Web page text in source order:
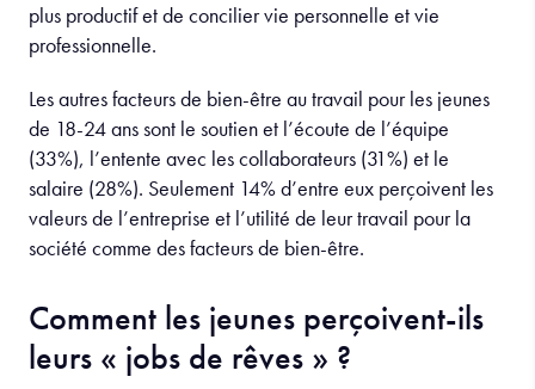
plus productif et de concilier vie personnelle et vie
professionnelle.
Les autres facteurs de bien-être au travail pour les jeunes
de 18-24 ans sont le soutien et l’écoute de l’équipe
(33%), l’entente avec les collaborateurs (31%) et le
salaire (28%). Seulement 14% d’entre eux perçoivent les
valeurs de l’entreprise et l’utilité de leur travail pour la
société comme des facteurs de bien-être.
Comment les jeunes perçoivent-ils
leurs « jobs de rêves » ?